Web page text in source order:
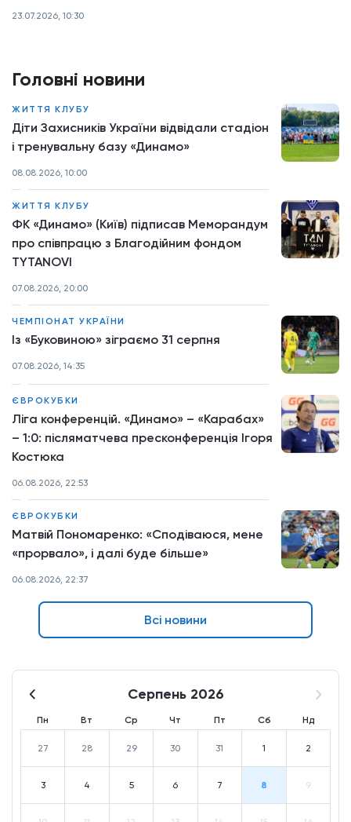
Головні новини
ЖИТТЯ КЛУБУ
Діти Захисників України відвідали стадіон
і тренувальну базу «Динамо»
08.08.2026, 10:00
ЖИТТЯ КЛУБУ
ФК «Динамо» (Київ) підписав Меморандум
про співпрацю з Благодійним фондом
TYTANOVI
07.08.2026, 20:00
ЧЕМПІОНАТ УКРАЇНИ
Із «Буковиною» зіграємо 31 серпня
07.08.2026, 14:35
ЄВРОКУБКИ
Ліга конференцій. «Динамо» – «Карабах»
– 1:0: післяматчева пресконференція Ігоря
Костюка
06.08.2026, 22:53
ЄВРОКУБКИ
Матвій Пономаренко: «Сподіваюся, мене
«прорвало», і далі буде більше»
06.08.2026, 22:37
Всі новини
Серпень 2026
Пн Вт Ср Чт Пт Сб Нд
27 28 29 30 31 1 2
3 4 5 6 7 8 9
23.07.2026, 10:30